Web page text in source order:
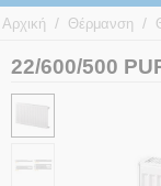
Αρχική / Θέρμανση /
22/600/500